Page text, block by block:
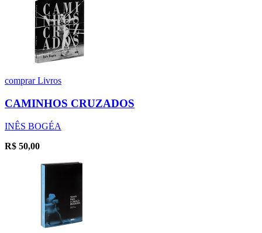
comprarLivros
CAMINHOS CRUZADOS
INÊS BOGÉA
R$ 50,00